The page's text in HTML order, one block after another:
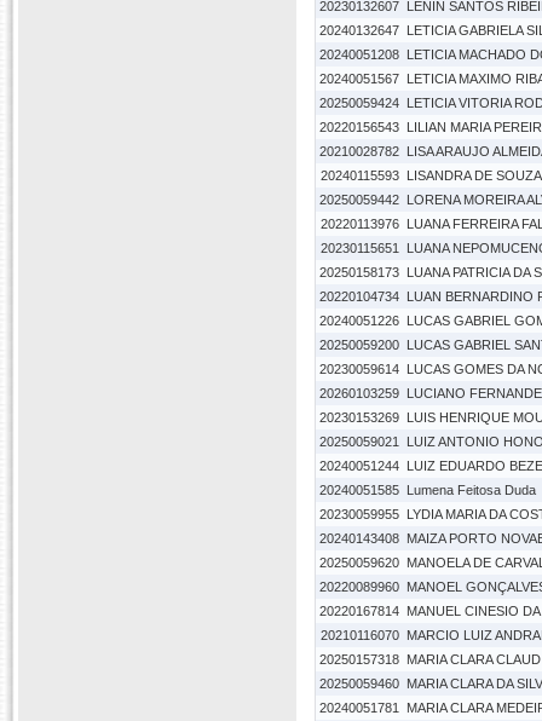
20230132607 LENIN SANTOS
20240132647 LETICIA GABRIELA
20240051208 LETICIA MACHADO
20240051567 LETICIA MAXIMO
20250059424 LETICIA VITORIA
20220156543 LILIAN MARIA
20210028782 LISA ARAUJO
20240115593
LISANDRA DE
20250059442 LORENA MOREIRA
20220113976
LUANA FERREIRA
20230115651
LUANA
20250158173 LUANA PATRICIA DA
20220104734 LUAN BERNARDINO
20240051226 LUCAS GABRIEL
20250059200 LUCAS GABRIEL
20230059614 LUCAS GOMES DA
20260103259 LUCIANO
20230153269 LUIS HENRIQUE
20250059021
LUIZ ANTONIO
20240051244 LUIZ EDUARDO
20240051585 Lumena Feitosa Duda
20230059955 LYDIA MARIA DA
20240143408 MAIZA PORTO
20250059620 MANOELA DE
20220089960 MANOEL
20220167814 MANUEL CINESIO DA
20210116070
MARCIO LUIZ
20250157318 MARIA CLARA
20250059460 MARIA CLARA DA
20240051781
MARIA CLARA